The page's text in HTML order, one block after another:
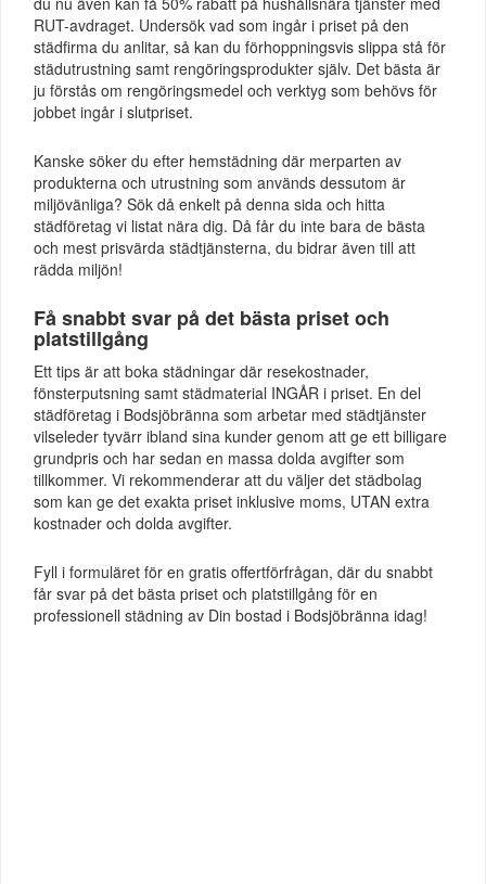
RUT-avdraget. Undersök vad som ingår i priset på den
städfirma du anlitar, så kan du förhoppningsvis slippa stå för
städutrustning samt rengöringsprodukter själv. Det bästa är
ju förstås om rengöringsmedel och verktyg som behövs för
jobbet ingår i slutpriset.
Kanske söker du efter hemstädning där merparten av
produkterna och utrustning som används dessutom är
miljövänliga? Sök då enkelt på denna sida och hitta
städföretag vi listat nära dig. Då får du inte bara de bästa
och mest prisvärda städtjänsterna, du bidrar även till att
rädda miljön!
Få snabbt svar på det bästa priset och
platstillgång
Ett tips är att boka städningar där resekostnader,
fönsterputsning samt städmaterial INGÅR i priset. En del
städföretag i Bodsjöbränna som arbetar med städtjänster
vilseleder tyvärr ibland sina kunder genom att ge ett billigare
grundpris och har sedan en massa dolda avgifter som
tillkommer. Vi rekommenderar att du väljer det städbolag
som kan ge det exakta priset inklusive moms, UTAN extra
kostnader och dolda avgifter.
Fyll i formuläret för en gratis offertförfrågan, där du snabbt
får svar på det bästa priset och platstillgång för en
professionell städning av Din bostad i Bodsjöbränna idag!